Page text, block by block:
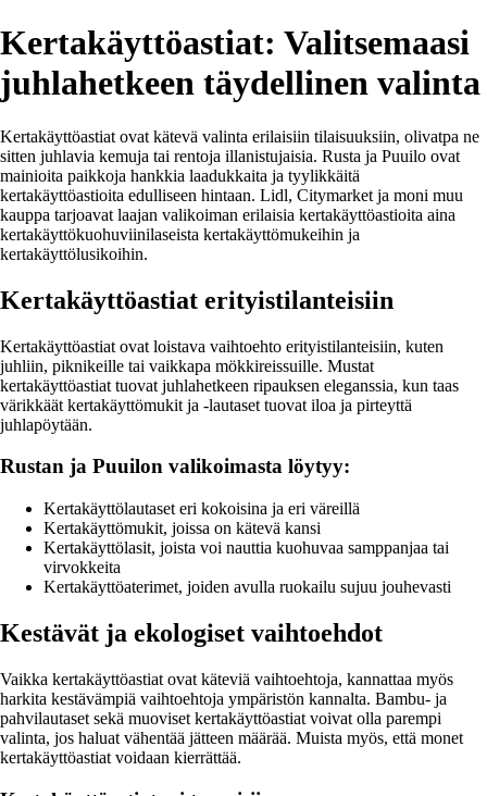
Kertakäyttöastiat: Valitsemaasi
juhlahetkeen täydellinen valinta
Kertakäyttöastiat ovat kätevä valinta erilaisiin tilaisuuksiin, olivatpa ne
sitten juhlavia kemuja tai rentoja illanistujaisia. Rusta ja Puuilo ovat
mainioita paikkoja hankkia laadukkaita ja tyylikkäitä
kertakäyttöastioita edulliseen hintaan. Lidl, Citymarket ja moni muu
kauppa tarjoavat laajan valikoiman erilaisia kertakäyttöastioita aina
kertakäyttökuohuviinilaseista kertakäyttömukeihin ja
kertakäyttölusikoihin.
Kertakäyttöastiat erityistilanteisiin
Kertakäyttöastiat ovat loistava vaihtoehto erityistilanteisiin, kuten
juhliin, piknikeille tai vaikkapa mökkireissuille. Mustat
kertakäyttöastiat tuovat juhlahetkeen ripauksen eleganssia, kun taas
värikkäät kertakäyttömukit ja -lautaset tuovat iloa ja pirteyttä
juhlapöytään.
Rustan ja Puuilon valikoimasta löytyy:
Kertakäyttölautaset eri kokoisina ja eri väreillä
Kertakäyttömukit, joissa on kätevä kansi
Kertakäyttölasit, joista voi nauttia kuohuvaa samppanjaa tai
virvokkeita
Kertakäyttöaterimet, joiden avulla ruokailu sujuu jouhevasti
Kestävät ja ekologiset vaihtoehdot
Vaikka kertakäyttöastiat ovat käteviä vaihtoehtoja, kannattaa myös
harkita kestävämpiä vaihtoehtoja ympäristön kannalta. Bambu- ja
pahvilautaset sekä muoviset kertakäyttöastiat voivat olla parempi
valinta, jos haluat vähentää jätteen määrää. Muista myös, että monet
kertakäyttöastiat voidaan kierrättää.